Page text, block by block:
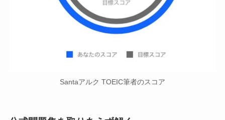
Santaアルク TOEIC筆者のスコア